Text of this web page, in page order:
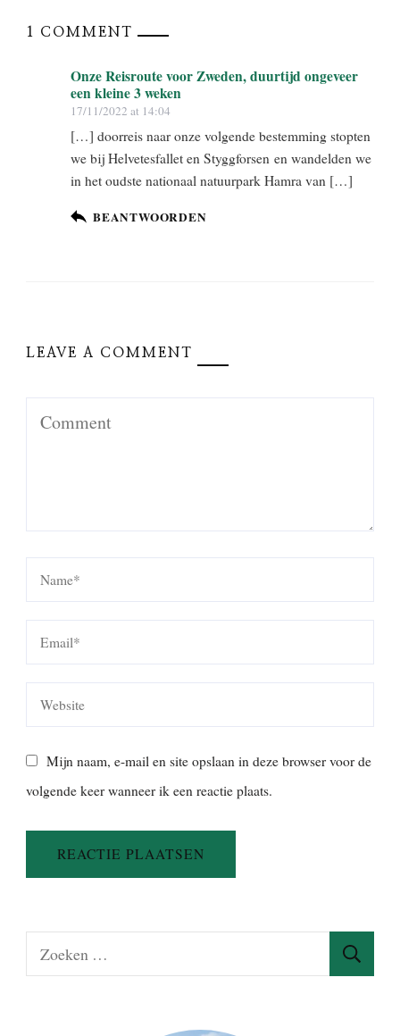
1 COMMENT
Onze Reisroute voor Zweden, duurtijd ongeveer
een kleine 3 weken
17/11/2022 at 14:04
[…] doorreis naar onze volgende bestemming stopten
we bij Helvetesfallet en Styggforsen en wandelden we
in het oudste nationaal natuurpark Hamra van […]
BEANTWOORDEN
LEAVE A COMMENT
Mijn naam, e-mail en site opslaan in deze browser voor de
volgende keer wanneer ik een reactie plaats.
o